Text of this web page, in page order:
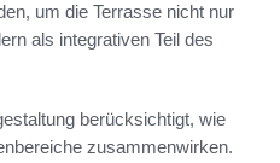
um die Terrasse nicht nur
als integrativen Teil des
berücksichtigt, wie
zusammenwirken.